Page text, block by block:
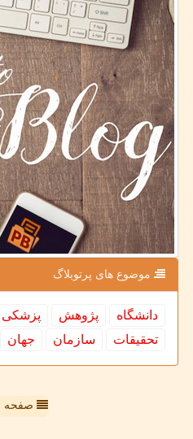
موضوع های پرتوبلاگ
دانشگاه پژوهش پزشكی
تحقیقات
سازمان جهان
صفحه